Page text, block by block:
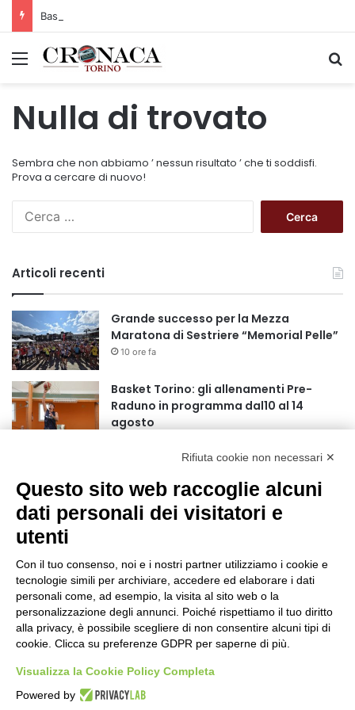
Menu
Nulla di trovato
Sembra che non abbiamo ’ nessun risultato ’ che ti soddisfi.
Prova a cercare di nuovo!
c
p
e
Articoli recenti
Grande successo per la Mezza
Maratona di Sestriere “Memorial Pelle”
10 ore fa
Basket Torino: gli allenamenti Pre-
Raduno in programma dal10 al 14
agosto
75 anni di INFN. La comunità, la storia, il
futuro della ricerca in fisica
fondamentale in Italia
18 ore fa
nel pieno della stagione turistica
22 ore fa
Grande partecipazione alla Festa della
Madonna della Neve al Rifugio Ciao
Pais
Pininfarina, Davide Loris Amantea è il
nuovo Chief Creative Officer
Rifiuta cookie non necessari ✕
Questo sito web raccoglie alcuni
dati personali dei visitatori e
utenti
Con il tuo consenso, noi e i nostri partner utilizziamo i cookie e
tecnologie simili per archiviare, accedere ed elaborare i dati
personali come, ad esempio, la visita al sito web o la
personalizzazione degli annunci. Poiché rispettiamo il tuo diritto
alla privacy, è possibile scegliere di non consentire alcuni tipi di
cookie. Clicca su preferenze GDPR per saperne di più.
Visualizza la Cookie Policy Completa
Powered by